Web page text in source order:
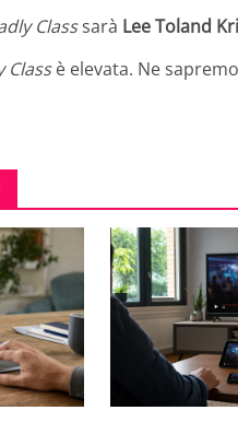
Classsarà Lee Toland
Classè elevata. Ne